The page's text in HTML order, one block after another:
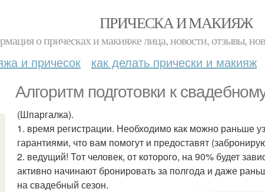
ПРИЧЕСКА И МАКИЯЖ
о прическах и макияже лица, новости, отзывы,
и причесок как делать прически и макияж
Алгоритм подготовки к
(Шпаргалка).
1. время регистрации. Необходимо как можно раньше
гарантиями, что вам помогут и предоставят
2. ведущий! Тот человек, от которого, на 90% будет
активно начинают бронировать за полгода и даже
на свадебный сезон.